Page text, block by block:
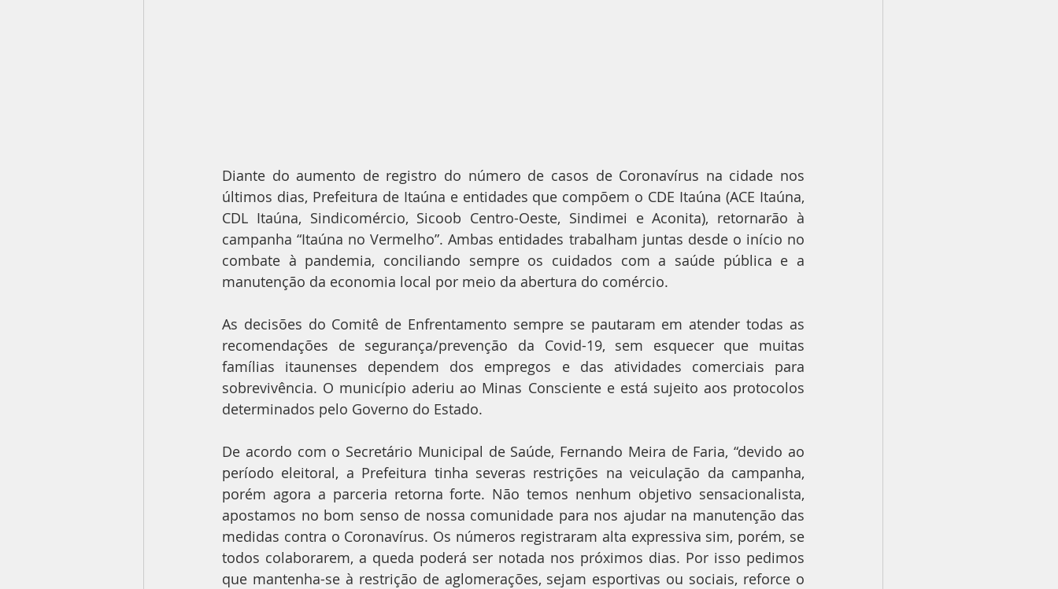
Diante do aumento de registro do número de casos de Coronavírus na cidade nos
últimos dias, Prefeitura de Itaúna e entidades que compõem o CDE Itaúna (ACE Itaúna,
CDL Itaúna, Sindicomércio, Sicoob Centro-Oeste, Sindimei e Aconita), retornarão à
campanha “Itaúna no Vermelho”. Ambas entidades trabalham juntas desde o início no
combate à pandemia, conciliando sempre os cuidados com a saúde pública e a
manutenção da economia local por meio da abertura do comércio.
As decisões do Comitê de Enfrentamento sempre se pautaram em atender todas as
recomendações de segurança/prevenção da Covid-19, sem esquecer que muitas
famílias itaunenses dependem dos empregos e das atividades comerciais para
sobrevivência. O município aderiu ao Minas Consciente e está sujeito aos protocolos
determinados pelo Governo do Estado.
De acordo com o Secretário Municipal de Saúde, Fernando Meira de Faria, “devido ao
período eleitoral, a Prefeitura tinha severas restrições na veiculação da campanha,
porém agora a parceria retorna forte. Não temos nenhum objetivo sensacionalista,
apostamos no bom senso de nossa comunidade para nos ajudar na manutenção das
medidas contra o Coronavírus. Os números registraram alta expressiva sim, porém, se
todos colaborarem, a queda poderá ser notada nos próximos dias. Por isso pedimos
que mantenha-se à restrição de aglomerações, sejam esportivas ou sociais, reforce o